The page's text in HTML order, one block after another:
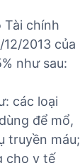
Tài chính
12/2013 của
như sau:
các loại
để mổ,
truyền máu;
cho y tế